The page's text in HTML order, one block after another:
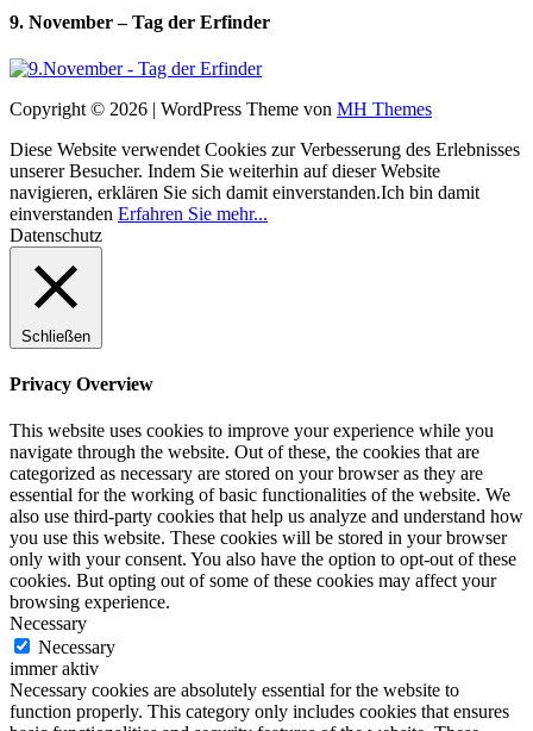
9. November – Tag der Erfinder
Copyright © 2026 | WordPress Theme von MH Themes
Diese Website verwendet Cookies zur Verbesserung des Erlebnisses
unserer Besucher. Indem Sie weiterhin auf dieser Website
navigieren, erklären Sie sich damit einverstanden.Ich bin damit
einverstanden Erfahren Sie mehr...
Datenschutz
Schließen
Privacy Overview
This website uses cookies to improve your experience while you
navigate through the website. Out of these, the cookies that are
categorized as necessary are stored on your browser as they are
essential for the working of basic functionalities of the website. We
also use third-party cookies that help us analyze and understand how
you use this website. These cookies will be stored in your browser
only with your consent. You also have the option to opt-out of these
cookies. But opting out of some of these cookies may affect your
browsing experience.
Necessary
Necessary
immer aktiv
Necessary cookies are absolutely essential for the website to
function properly. This category only includes cookies that ensures